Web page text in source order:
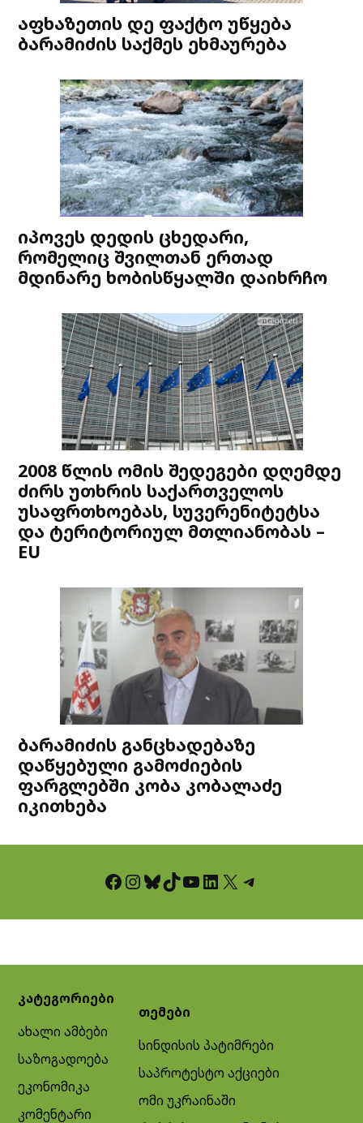
აფხაზეთის დე ფაქტო უწყება
ბარამიძის საქმეს ეხმაურება
იპოვეს დედის ცხედარი,
რომელიც შვილთან ერთად
მდინარე ხობისწყალში დაიხრჩო
2008 წლის ომის შედეგები დღემდე
ძირს უთხრის საქართველოს
უსაფრთხოებას, სუვერენიტეტსა
და ტერიტორიულ მთლიანობას –
EU
ბარამიძის განცხადებაზე
დაწყებული გამოძიების
ფარგლებში კობა კობალაძე
იკითხება
Facebook InstagramBluesky TikTok YouTube LinkedIn X Telegram
კატეგორიები
ახალი ამბები
საზოგადოება
ეკონომიკა
კომენტარი
თემები
სინდისის პატიმრები
საპროტესტო აქციები
ომი უკრაინაში